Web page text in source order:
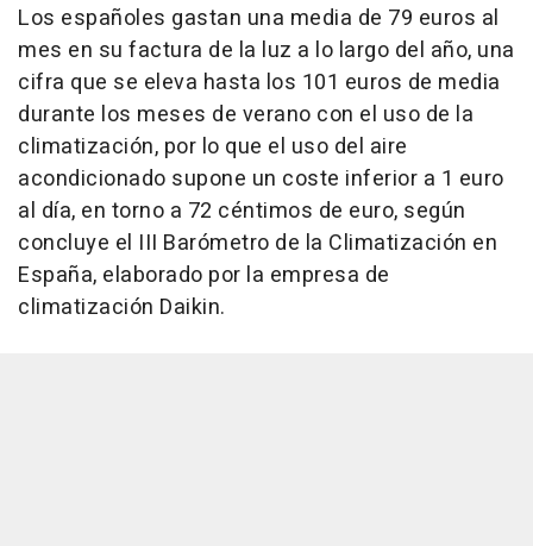
Los españoles gastan una media de 79 euros al
mes en su factura de la luz a lo largo del año, una
cifra que se eleva hasta los 101 euros de media
durante los meses de verano con el uso de la
climatización, por lo que el uso del aire
acondicionado supone un coste inferior a 1 euro
al día, en torno a 72 céntimos de euro, según
concluye el III Barómetro de la Climatización en
España, elaborado por la empresa de
climatización Daikin.